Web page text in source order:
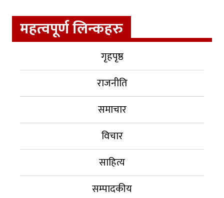
महत्वपूर्ण लिन्कहरु
गृहपृष्ठ
राजनीति
समाचार
विचार
साहित्य
सम्पादकीय